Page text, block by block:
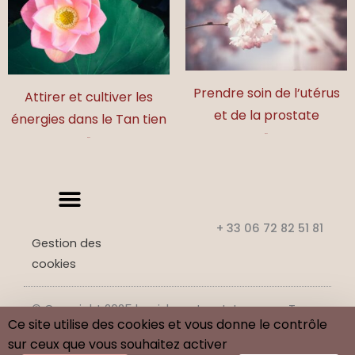
Attirer et cultiver les
énergies dans le Tan tien
Prendre soin de l’utérus
et de la prostate
Gestion des
cookies
+ 33 06 72 82 51 81
© Copyright 2025 benj-beaute-et-tao.com. Tous
droits réservés.
Ce site utilise des cookies et vous donne le contrôle
sur ceux que vous souhaitez activer